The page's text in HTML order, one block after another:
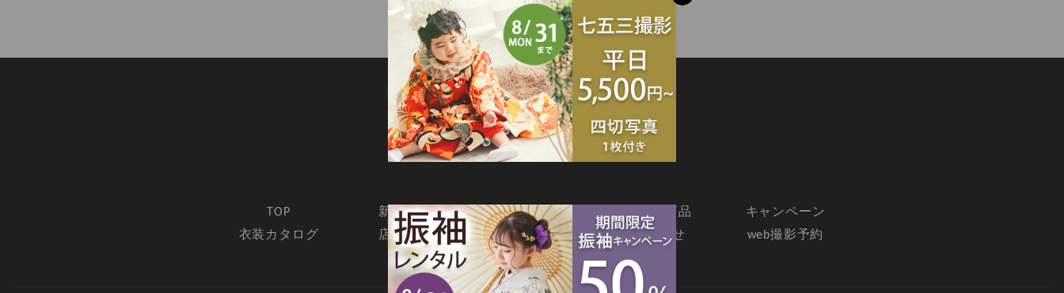
SITEMAP
TOP 新着情報 撮影メニュー 料金・商品
キャンペーン
衣装カタログ
店舗情報 よくあるご質問 お問合せ web撮影予約